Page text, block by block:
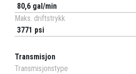
80,6 gal/min
Maks. driftstrykk
3771 psi
Transmisjon
Transmisjonstype